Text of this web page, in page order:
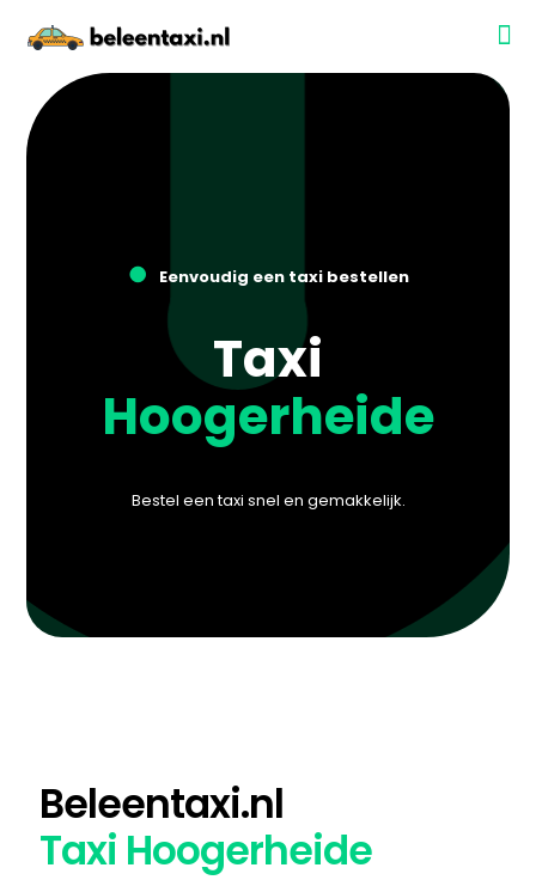
● Eenvoudig een taxi bestellen
Taxi
Hoogerheide
Bestel een taxi snel en gemakkelijk.
Beleentaxi.nl
Taxi Hoogerheide